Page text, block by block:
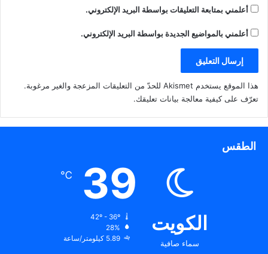
أعلمني بمتابعة التعليقات بواسطة البريد الإلكتروني.
أعلمني بالمواضيع الجديدة بواسطة البريد الإلكتروني.
هذا الموقع يستخدم Akismet للحدّ من التعليقات المزعجة والغير مرغوبة.
تعرّف على كيفية معالجة بيانات تعليقك.
الطقس
الكويت
سماء صافية
39
℃
28%
5.89 كيلومتر/ساعة